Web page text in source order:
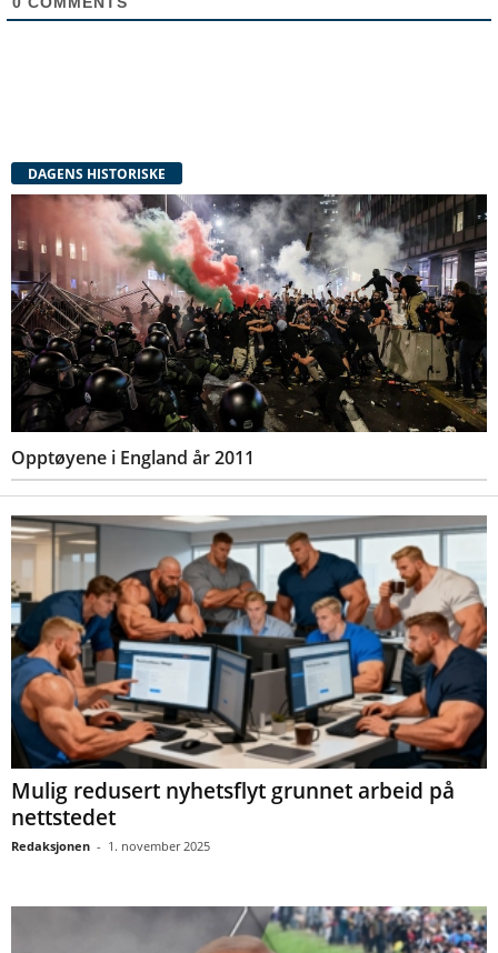
DAGENS HISTORISKE
Opptøyene i England år 2011
Mulig redusert nyhetsflyt grunnet arbeid på
nettstedet
Redaksjonen - 1. november 2025